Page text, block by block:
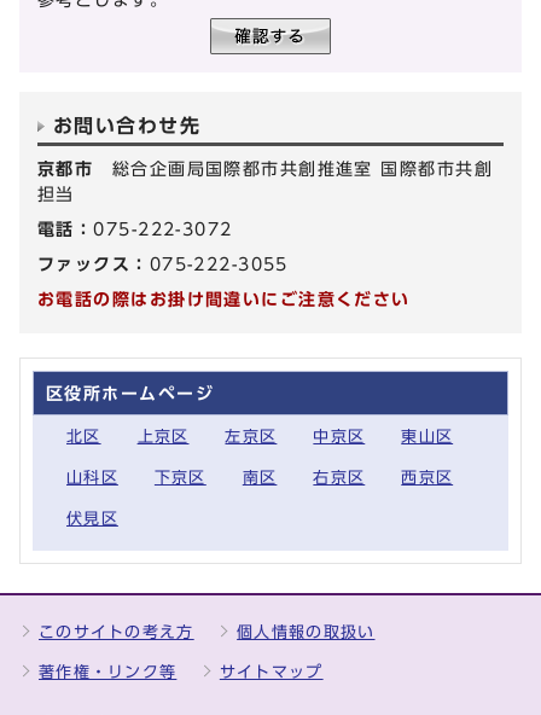
お問い合わせ先
京都市 総合企画局国際都市共創推進室 国際都市共創
担当
電話：075-222-3072
ファックス： 075-222-3055
お電話の際はお掛け間違いにご注意ください
区役所ホームページ
北区 上京区 左京区 中京区 東山区
山科区 下京区 南区 右京区 西京区
伏見区
このサイトの考え方 個人情報の取扱い
著作権・リンク等 サイトマップ